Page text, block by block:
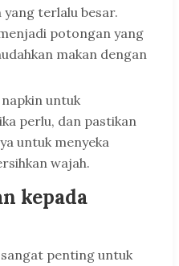
yang terlalu besar.
potongan yang
makan dengan
untuk
perlu, dan pastikan
untuk menyeka
wajah.
kepada
penting untuk